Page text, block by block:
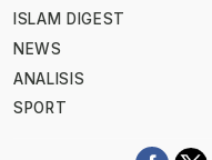
ISLAM DIGEST
NEWS
ANALISIS
SPORT